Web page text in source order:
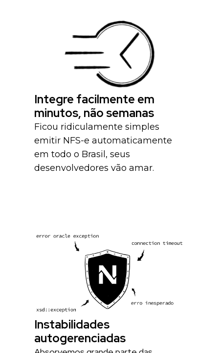
Integre facilmente em
minutos, não semanas
Ficou ridiculamente simples
emitir NFS-e automaticamente
em todo o Brasil, seus
desenvolvedores vão amar.
Instabilidades
autogerenciadas